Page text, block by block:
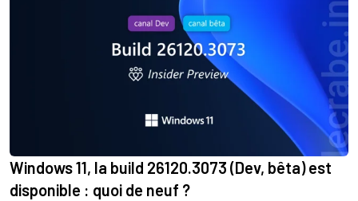
Windows 11, la build 26120.3073 (Dev, bêta) est
disponible : quoi de neuf ?